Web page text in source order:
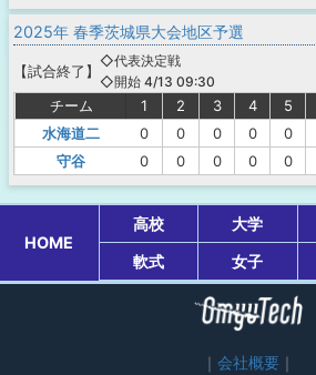
2025年 春季茨城県大会地区予選
【試合終了 】
◇代表決定戦
◇開始 4/13 09:30
チーム 1 2 3 4 5
水海道二
0 0 0 0 0
守谷
0 0 0 0 0
HOME
高校 大学
軟式
女子
会社概要